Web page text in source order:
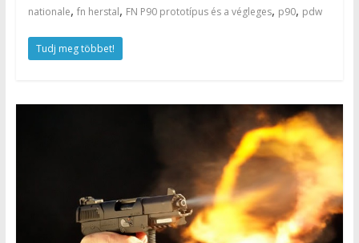
nationale, fn herstal, FN P90 prototípus és a végleges, p90, pdw
Tudj meg többet!